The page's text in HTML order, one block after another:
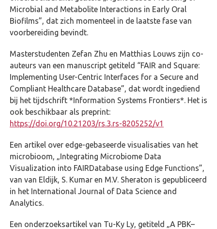
Microbial and Metabolite Interactions in Early Oral
Biofilms”, dat zich momenteel in de laatste fase van
voorbereiding bevindt.
Masterstudenten Zefan Zhu en Matthias Louws zijn co-
auteurs van een manuscript getiteld “FAIR and Square:
Implementing User-Centric Interfaces for a Secure and
Compliant Healthcare Database”, dat wordt ingediend
bij het tijdschrift *Information Systems Frontiers*. Het is
ook beschikbaar als preprint:
https://doi.org/10.21203/rs.3.rs-8205252/v1
Een artikel over edge-gebaseerde visualisaties van het
microbioom, „Integrating Microbiome Data
Visualization into FAIRDatabase using Edge Functions”,
van van Eldijk, S. Kumar en M.V. Sheraton is gepubliceerd
in het International Journal of Data Science and
Analytics.
Een onderzoeksartikel van Tu-Ky Ly, getiteld „A PBK–